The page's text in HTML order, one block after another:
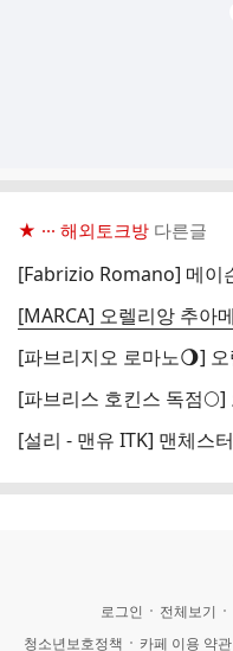
★ ··· 해외토크방 다른글
로그인 전체보기
청소년보호정책
카페 이용 약관